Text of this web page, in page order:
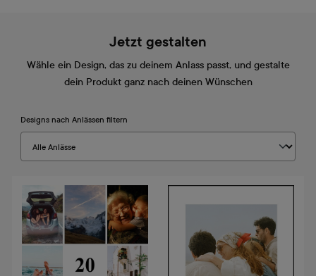
Jetzt gestalten
Wähle ein Design, das zu deinem Anlass passt, und gestalte
dein Produkt ganz nach deinen Wünschen
Designs nach Anlässen filtern